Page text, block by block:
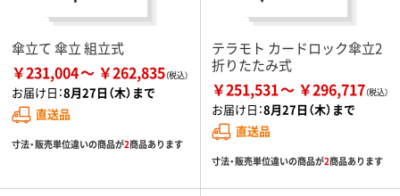
傘立て 傘立 組立式
￥231,004 ￥262,835
お届け日：8月27日（木）まで
直送品
寸法・販売単位違いの商品が2商品あります
テラモト カードロック傘立2
折りたたみ式
￥251,531 ￥296,717
お届け日：8月27日（木）まで
直送品
寸法・販売単位違いの商品が2商品あります